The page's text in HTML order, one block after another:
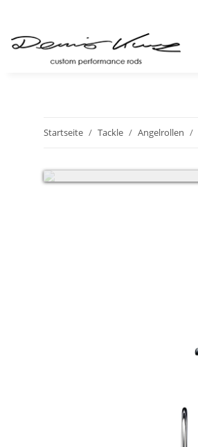
Startseite Tackle Angelrollen